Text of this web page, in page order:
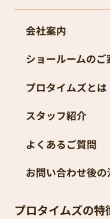
プロタイムズの特徴
プロタイムズの特長
有資格者による無
詳細がわかる納得
高品質の理由